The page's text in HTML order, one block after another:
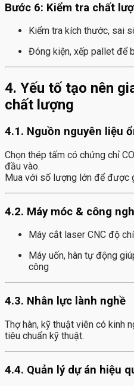
Bước 6: Kiểm tra chất
Kiểm tra kích thước, sai
Đóng kiện, xếp pallet để
4. Yếu tố tạo nên
chất lượng
4.1. Nguồn nguyên liệu
Chọn thép tấm có chứng chỉ
đầu vào.
Mua với số lượng lớn để được
4.2. Máy móc & công
Máy cắt laser CNC độ
Máy uốn, hàn tự động
công
4.3. Nhân lực lành nghề
Thợ hàn, kỹ thuật viên có kinh
tiêu chuẩn kỹ thuật.
4.4. Quản lý dự án hiệu